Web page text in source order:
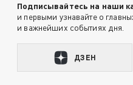
Подписывайтесь на наши
и первыми узнавайте о
и важнейших событиях дня.
ДЗЕН